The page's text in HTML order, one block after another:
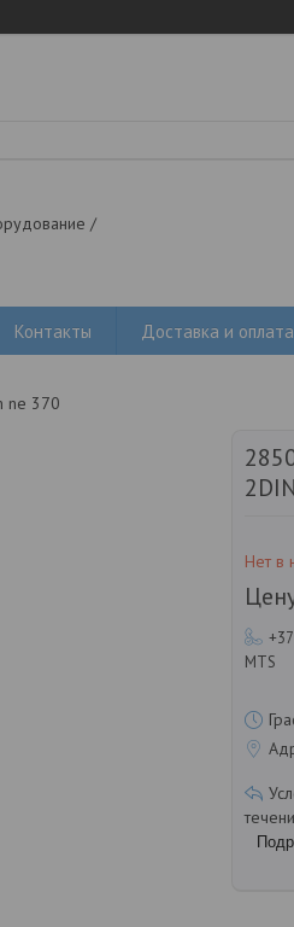
/
Контакты Доставка и оплата
ne 370
Нет в
MTS